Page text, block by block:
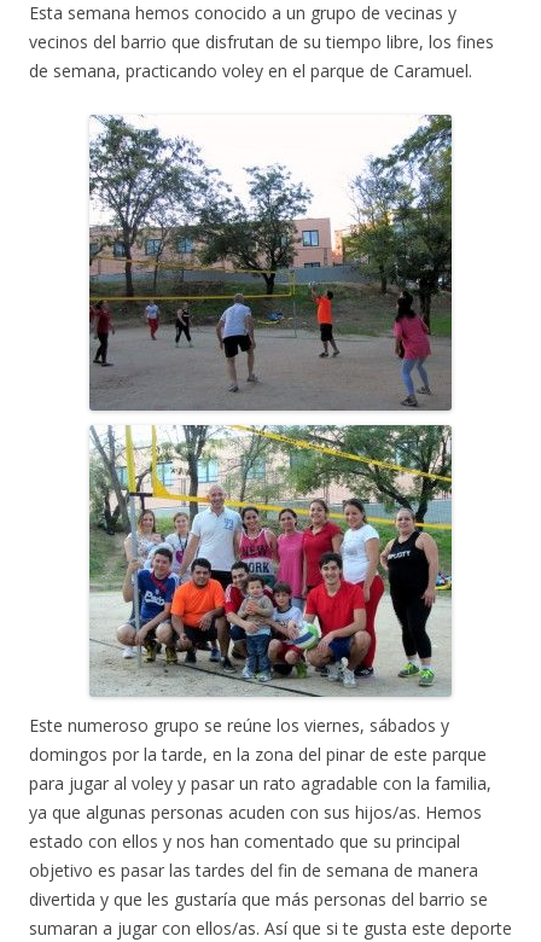
Esta semana hemos conocido a un grupo de vecinas y
vecinos del barrio que disfrutan de su tiempo libre, los fines
de semana, practicando voley en el parque de Caramuel.
Este numeroso grupo se reúne los viernes, sábados y
domingos por la tarde, en la zona del pinar de este parque
para jugar al voley y pasar un rato agradable con la familia,
ya que algunas personas acuden con sus hijos/as. Hemos
estado con ellos y nos han comentado que su principal
objetivo es pasar las tardes del fin de semana de manera
divertida y que les gustaría que más personas del barrio se
sumaran a jugar con ellos/as. Así que si te gusta este deporte